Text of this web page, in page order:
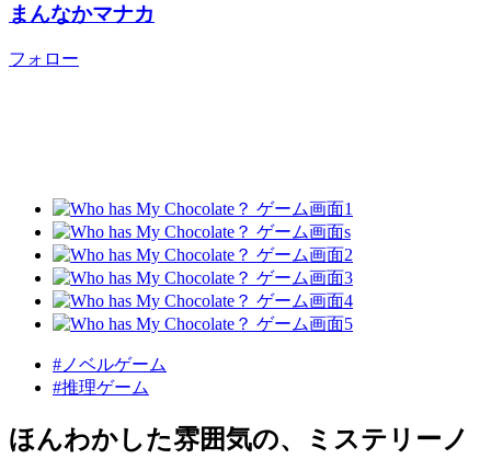
まんなかマナカ
フォロー
#ノベルゲーム
#推理ゲーム
ほんわかした雰囲気の、ミステリーノ